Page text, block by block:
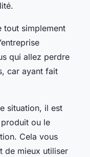
tout simplement
qui allez perdre
car ayant fait
situation, il est
ou le
Cela vous
de mieux utiliser